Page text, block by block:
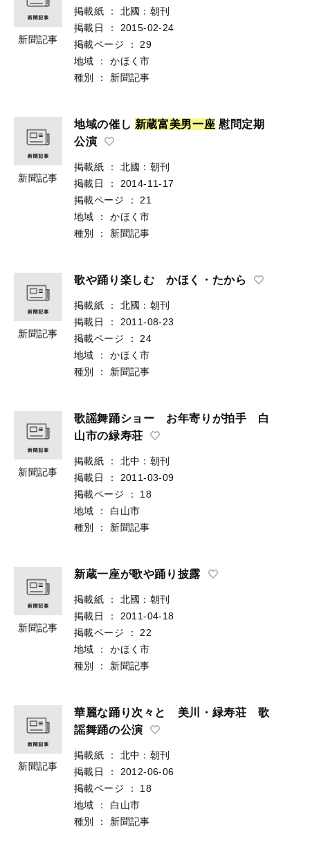
新聞記事
掲載紙 ：
北國：朝刊
掲載日
：
2015-02-24
掲載ページ
：
29
地域
：
かほく市
種別
： 新聞記事
新聞記事
地域の催し 新蔵富美男一座 慰問定期
公演
掲載紙 ：
北國：朝刊
掲載日
：
2014-11-17
掲載ページ
：
21
地域
：
かほく市
種別
： 新聞記事
新聞記事
歌や踊り楽しむ かほく・たから
掲載紙 ：
北國：朝刊
掲載日
：
2011-08-23
掲載ページ
：
24
地域
：
かほく市
種別
： 新聞記事
新聞記事
歌謡舞踊ショー お年寄りが拍手 白
山市の緑寿荘
掲載紙 ：
北中：朝刊
掲載日
：
2011-03-09
掲載ページ
：
18
地域
：
白山市
種別
： 新聞記事
新聞記事
新蔵一座が歌や踊り披露
掲載紙 ：
北國：朝刊
掲載日
：
2011-04-18
掲載ページ
：
22
地域
：
かほく市
種別
： 新聞記事
新聞記事
華麗な踊り次々と 美川・緑寿荘 歌
謡舞踊の公演
掲載紙 ：
北中：朝刊
掲載日
：
2012-06-06
掲載ページ
：
18
地域
：
白山市
種別
： 新聞記事